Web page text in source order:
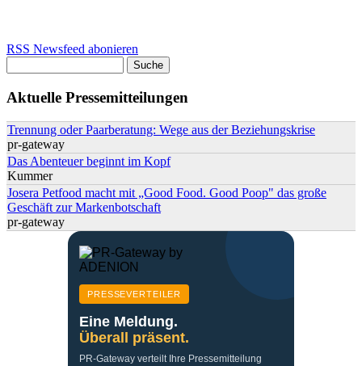
RSS Newsfeed abonieren
Aktuelle Pressemitteilungen
Trennung oder Paarberatung: Wege aus der Beziehungskrise
pr-gateway
Das Abenteuer beginnt im Kopf
Kummer
Josera Petfood macht mit „Good Food. Good Poop" das große
Geschäft zur Markenbotschaft
pr-gateway
PRESSEVERTEILER
Eine Meldung.
Überall präsent.
PR-Gateway verteilt Ihre Pressemitteilung